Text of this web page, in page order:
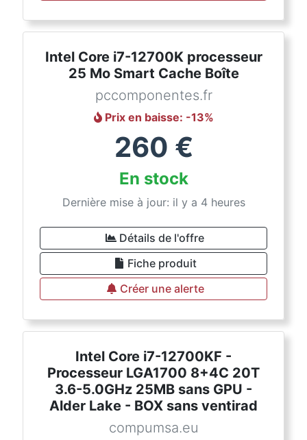
Intel Core i7-12700K processeur
25 Mo Smart Cache Boîte
pccomponentes.fr
Prix en baisse: -13%
260 €
En stock
Dernière mise à jour: il y a 4 heures
Détails de l'offre
Fiche produit
Créer une alerte
Intel Core i7-12700KF -
Processeur LGA1700 8+4C 20T
3.6-5.0GHz 25MB sans GPU -
Alder Lake - BOX sans ventirad
compumsa.eu